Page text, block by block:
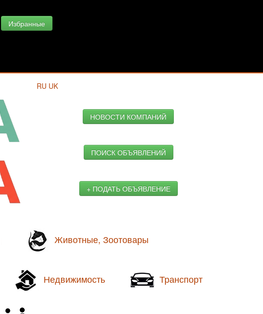
Избранные
RU UK
НОВОСТИ КОМПАНИЙ
ПОИСК ОБЪЯВЛЕНИЙ
+ ПОДАТЬ ОБЪЯВЛЕНИЕ
Животные, Зоотовары
Недвижимость Транспорт